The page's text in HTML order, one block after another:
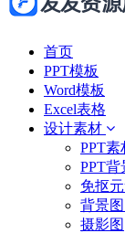
首页
PPT模板
Word模板
Excel表格
设计素材
PPT素
PPT背
免抠
背景
摄影图